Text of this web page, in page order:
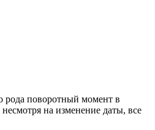
рода поворотный момент в
на изменение даты, все